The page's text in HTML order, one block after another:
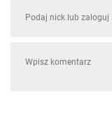
Ewa